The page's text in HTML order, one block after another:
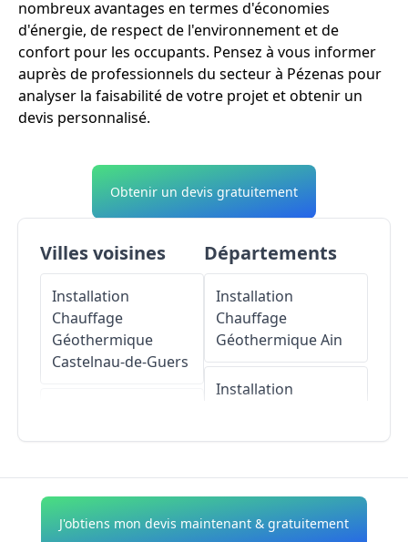
nombreux avantages en termes d'économies
d'énergie, de respect de l'environnement et de
confort pour les occupants. Pensez à vous informer
auprès de professionnels du secteur à Pézenas pour
analyser la faisabilité de votre projet et obtenir un
devis personnalisé.
Obtenir un devis gratuitement
Villes voisines
Installation
Chauffage
Géothermique
Castelnau-de-Guers
Tourbes
Installation
Départements
Installation
Chauffage
GéothermiqueAin
Installation
Chauffage
J'obtiens mon devis maintenant & gratuitement